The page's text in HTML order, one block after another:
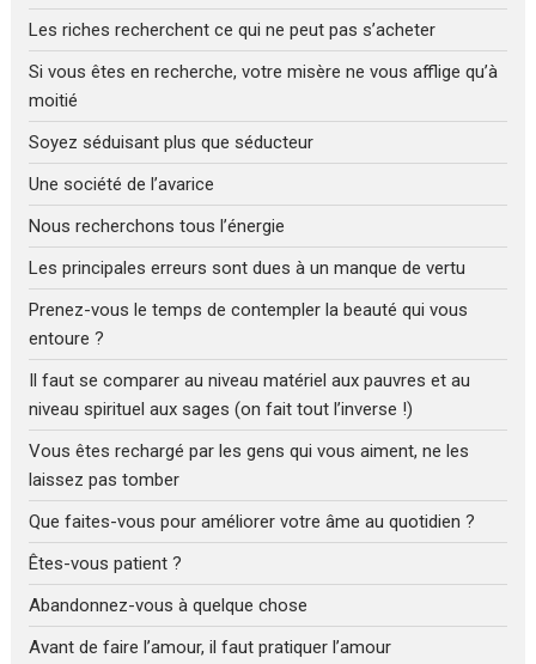
Les riches recherchent ce qui ne peut pas s’acheter
Si vous êtes en recherche, votre misère ne vous afflige qu’à
moitié
Soyez séduisant plus que séducteur
Une société de l’avarice
Nous recherchons tous l’énergie
Les principales erreurs sont dues à un manque de vertu
Prenez-vous le temps de contempler la beauté qui vous
entoure ?
Il faut se comparer au niveau matériel aux pauvres et au
niveau spirituel aux sages (on fait tout l’inverse !)
Vous êtes rechargé par les gens qui vous aiment, ne les
laissez pas tomber
Que faites-vous pour améliorer votre âme au quotidien ?
Êtes-vous patient ?
Abandonnez-vous à quelque chose
Avant de faire l’amour, il faut pratiquer l’amour